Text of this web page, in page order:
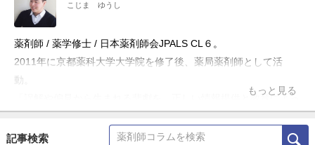
こじま ゆうし
薬剤師 / 薬学修士 / 日本薬剤師会JPALS CL６。
2011年に京都薬科大学大学院を修了後、薬局薬剤師として活
動。
「誤解や偏見から生まれる悲劇を、正しい情報提供と教育によっ
Information」やTwitter「@Fizz_DI」を使って科学的根拠に基づ
もっと見る
記事検索